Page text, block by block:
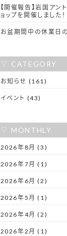
【開催報告】岩国アン
ョップを開催しました！
お盆期間中の休業日
CATEGORY
お知らせ (161)
イベント (43)
MONTHLY
2026年8月 (3)
2026年7月 (1)
2026年6月 (2)
2026年5月 (1)
2026年4月 (2)
2026年2月 (1)